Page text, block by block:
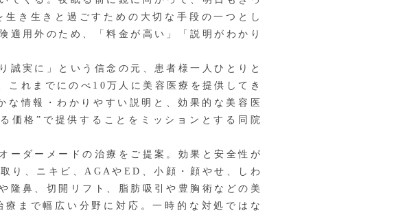
き生きと過ごすための大切な手段の一つとし
適用外のため、「料金が高い」「説明がわかり
実に」という信念の元、患者様一人ひとりと
れまでにのべ10万人に美容医療を提供してき
情報・わかりやすい説明と、効果的な美容医
価格”で提供することをミッションとする同院
ダーメードの治療をご提案。効果と安全性が
り、ニキビ、AGAやED、小顔・顔やせ、しわ
隆鼻、切開リフト、脂肪吸引や豊胸術などの美
まで幅広い分野に対応。一時的な対処ではな